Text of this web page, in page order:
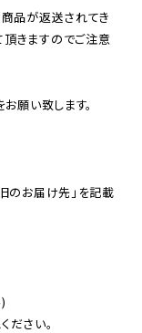
品が返送されてき
きますのでご注意
のお届け先」を記載
ださい。